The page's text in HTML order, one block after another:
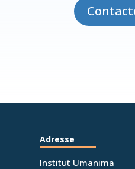
Adresse
Institut Umanima